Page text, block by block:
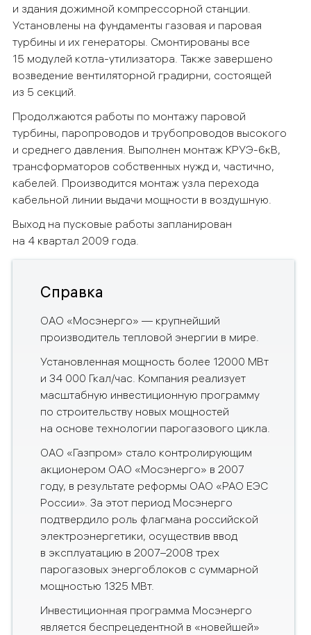
и здания дожимной компрессорной станции.
Установлены на фундаменты газовая и паровая
турбины и их генераторы. Смонтированы все
15 модулей котла-утилизатора. Также завершено
возведение вентиляторной градирни, состоящей
из 5 секций.
Продолжаются работы по монтажу паровой
турбины, паропроводов и трубопроводов высокого
и среднего давления. Выполнен монтаж КРУЭ-6кВ,
трансформаторов собственных нужд и, частично,
кабелей. Производится монтаж узла перехода
кабельной линии выдачи мощности в воздушную.
Выход на пусковые работы запланирован
на 4 квартал 2009 года.
Справка
ОАО «Мосэнерго» — крупнейший
производитель тепловой энергии в мире.
Установленная мощность более 12000 МВт
и 34 000 Гкал/час. Компания реализует
масштабную инвестиционную программу
по строительству новых мощностей
на основе технологии парогазового цикла.
ОАО «Газпром» стало контролирующим
акционером ОАО «Мосэнерго» в 2007
году, в результате реформы ОАО «РАО ЕЭС
России». За этот период Мосэнерго
подтвердило роль флагмана российской
электроэнергетики, осуществив ввод
в эксплуатацию в 2007–2008 трех
парогазовых энергоблоков с суммарной
мощностью 1325 МВт.
Инвестиционная программа Мосэнерго
является беспрецедентной в «новейшей»